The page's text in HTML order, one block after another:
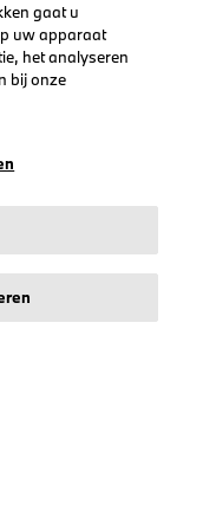
gaat u
uw apparaat
het analyseren
bij onze